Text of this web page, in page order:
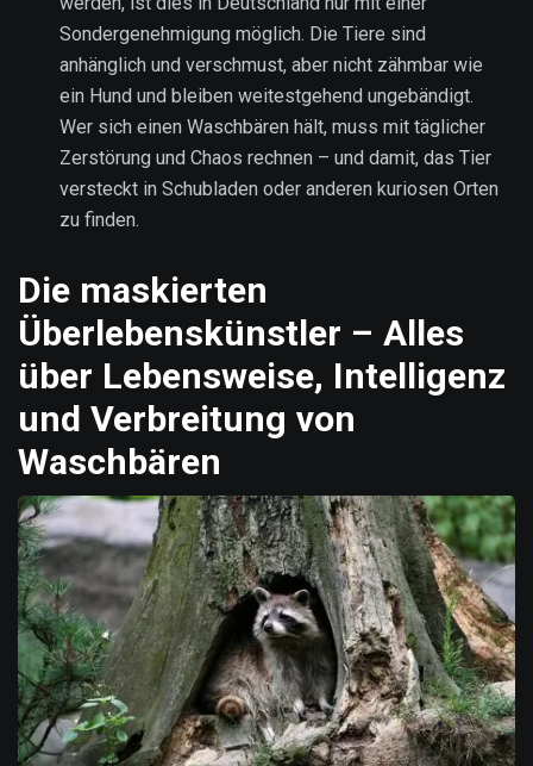
Sondergenehmigung möglich. Die Tiere sind
anhänglich und verschmust, aber nicht zähmbar wie
ein Hund und bleiben weitestgehend ungebändigt.
Wer sich einen Waschbären hält, muss mit täglicher
Zerstörung und Chaos rechnen – und damit, das Tier
versteckt in Schubladen oder anderen kuriosen Orten
zu finden.
Die maskierten
Überlebenskünstler – Alles
über Lebensweise, Intelligenz
und Verbreitung von
Waschbären